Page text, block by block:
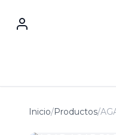
Inicio/Productos/